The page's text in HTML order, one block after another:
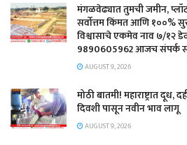
मंगळवेढ्यात तुमची जमीन,
सर्वोत्तम किंमत आणि १००%
विश्वासाचे एकमेव नाव ७/१२
9890605962 आजच संपर्क
AUGUST 9, 2026
मोठी बातमी! महाराष्ट्रात दूध,
दिवशी पासून नवीन भाव लागू
AUGUST 9, 2026